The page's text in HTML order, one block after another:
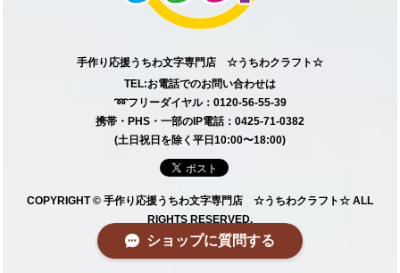
手作り応援うちわ文字専門店 ☆うちわクラフト☆
TEL:お電話でのお問い合わせは
➿フリーダイヤル：0120-56-55-39
携帯・PHS・一部のIP電話：0425-71-0382
(土日祝日を除く平日10:00〜18:00)
COPYRIGHT © 手作り応援うちわ文字専門店 ☆うちわクラフト☆ ALL
RIGHTS RESERVED.
ショップに質問する